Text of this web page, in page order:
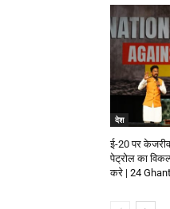
देश
ई-20 पर
पेट्रोल का
करे | 24